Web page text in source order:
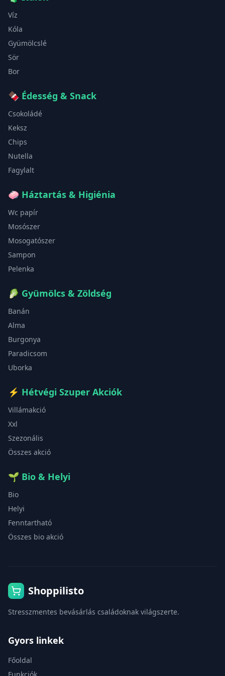
Víz
Kóla
Gyümölcslé
Sör
Bor
🍫 Édesség & Snack
Csokoládé
Keksz
Chips
Nutella
Fagylalt
🧼 Háztartás & Higiénia
Wc papír
Mosószer
Mosogatószer
Sampon
Pelenka
🥬 Gyümölcs & Zöldség
Banán
Alma
Burgonya
Paradicsom
Uborka
⚡ Hétvégi Szuper Akciók
Villámakció
Xxl
Szezonális
Összes akció
🌱 Bio & Helyi
Bio
Helyi
Fenntartható
Összes bio akció
Shoppilisto
Stresszmentes bevásárlás családoknak világszerte.
Gyors linkek
Főoldal